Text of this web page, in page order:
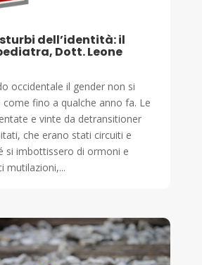
dell’identità: il
Dott. Leone
occidentale il gender non si
come fino a qualche anno fa. Le
e vinte da detransitioner
che erano stati circuiti e
si imbottissero di ormoni e
mutilazioni,...